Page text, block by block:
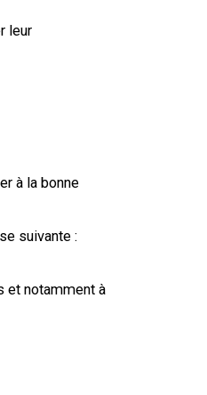
leur
à la bonne
suivante :
et notamment à